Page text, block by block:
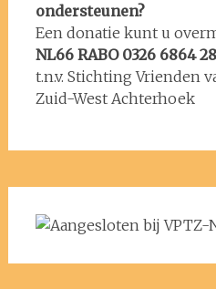
ondersteunen?
Een donatie kunt u
NL66 RABO 0326 6864 28
t.n.v. Stichting Vrienden
Zuid-West Achterhoek